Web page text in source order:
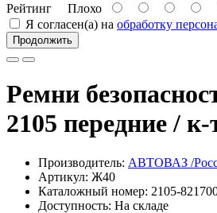
Рейтинг Плохо
Я согласен(а) на обработку
Продолжить
Ремни
2105 передние /
Производитель: АВТОВАЗ /
Артикул: Ж40
Каталожный номер: 2105-
Доступность: На складе